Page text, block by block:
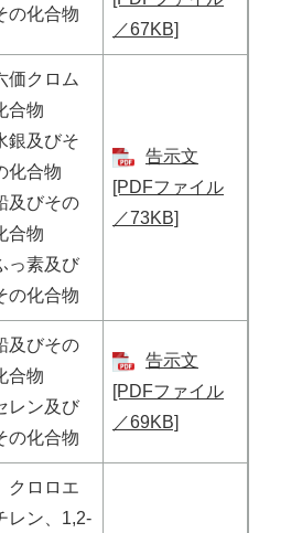
の化合物
／67KB]
価クロム
合物
銀及びそ
化合物
及びその
合物
っ素及び
の化合物
告示文
[PDFファイル
／73KB]
及びその
合物
レン及び
の化合物
告示文
[PDFファイル
／69KB]
クロロエ
レン、1,2-